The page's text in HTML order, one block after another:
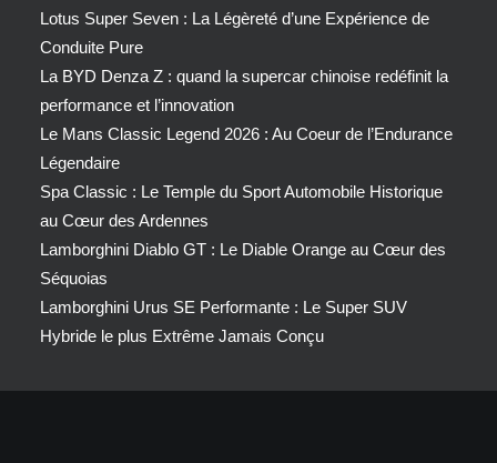
Lotus Super Seven : La Légèreté d’une Expérience de
Conduite Pure
La BYD Denza Z : quand la supercar chinoise redéfinit la
performance et l’innovation
Le Mans Classic Legend 2026 : Au Coeur de l’Endurance
Légendaire
Spa Classic : Le Temple du Sport Automobile Historique
au Cœur des Ardennes
Lamborghini Diablo GT : Le Diable Orange au Cœur des
Séquoias
Lamborghini Urus SE Performante : Le Super SUV
Hybride le plus Extrême Jamais Conçu